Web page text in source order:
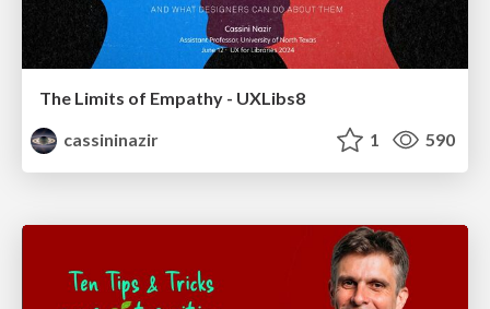
The Limits of Empathy - UXLibs8
cassininazir
1 590